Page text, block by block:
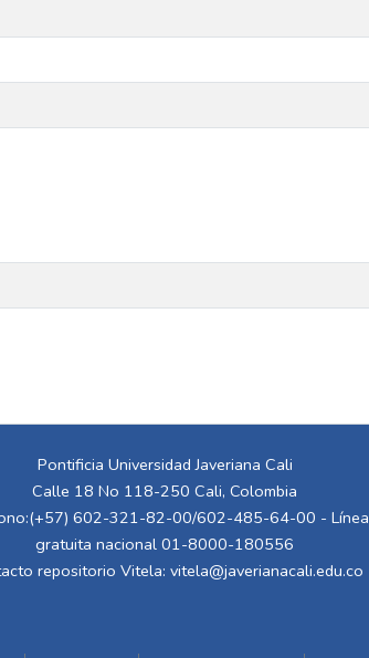
Pontificia Universidad Javeriana Cali
Calle 18 No 118-250 Cali, Colombia
602-321-82-00/602-485-64-00 - Línea
gratuita nacional 01-8000-180556
repositorio Vitela: vitela@javerianacali.edu.co